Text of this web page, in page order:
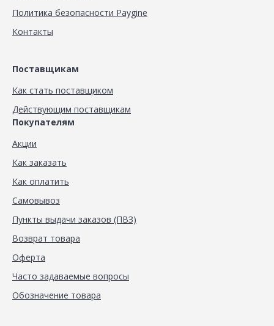
Политика безопасности Paygine
Контакты
Поставщикам
Как стать поставщиком
Действующим поставщикам
Покупателям
Акции
Как заказать
Как оплатить
Самовывоз
Пункты выдачи заказов (ПВЗ)
Возврат товара
Оферта
Часто задаваемые вопросы
Обозначение товара